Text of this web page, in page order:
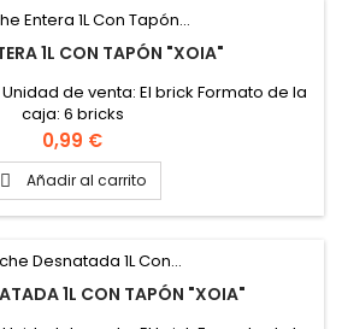
1L CON TAPÓN "XOIA"
de venta: El brick Formato de la
caja: 6 bricks
Precio
0,99 €
 Añadir al carrito
1L CON TAPÓN "XOIA"